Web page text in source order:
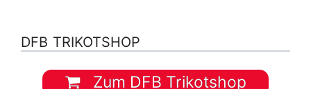
DFB TRIKOTSHOP
Zum DFB Trikotshop